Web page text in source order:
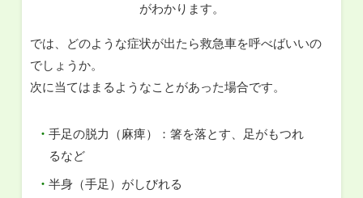
がわかります。
では、どのような症状が出たら救急車を呼べばいいの
でしょうか。
次に当てはまるようなことがあった場合です。
手足の脱力（麻痺）：箸を落とす、足がもつれ
るなど
半身（手足）がしびれる